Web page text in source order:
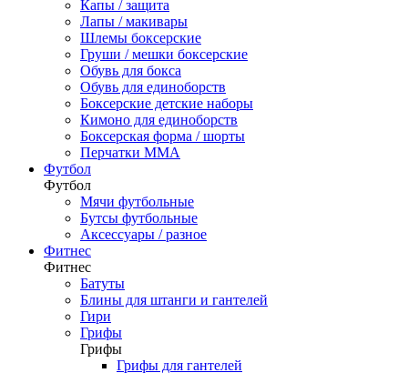
Капы / защита
Лапы / макивары
Шлемы боксерские
Груши / мешки боксерские
Обувь для бокса
Обувь для единоборств
Боксерские детские наборы
Кимоно для единоборств
Боксерская форма / шорты
Перчатки ММА
Футбол
Футбол
Мячи футбольные
Бутсы футбольные
Аксессуары / разное
Фитнес
Фитнес
Батуты
Блины для штанги и гантелей
Гири
Грифы
Грифы
Грифы для гантелей